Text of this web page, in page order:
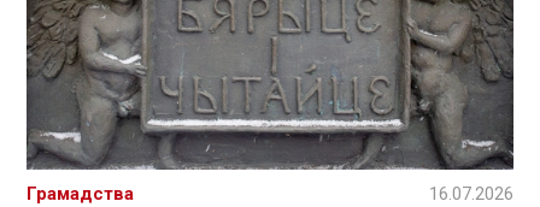
Грамадства 16.07.2026